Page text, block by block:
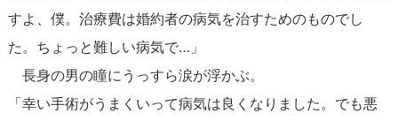
すよ、僕。治療費は婚約者の病気を治すためのものでし
た。ちょっと難しい病気で…」
長身の男の瞳にうっすら涙が浮かぶ。
「幸い手術がうまくいって病気は良くなりました。でも悪